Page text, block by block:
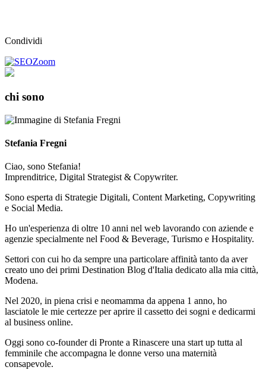
Condividi
chi sono
Stefania Fregni
Ciao, sono Stefania!
Imprenditrice, Digital Strategist & Copywriter.
Sono esperta di Strategie Digitali, Content Marketing, Copywriting
e Social Media.
Ho un'esperienza di oltre 10 anni nel web lavorando con aziende e
agenzie specialmente nel Food & Beverage, Turismo e Hospitality.
Settori con cui ho da sempre una particolare affinità tanto da aver
creato uno dei primi Destination Blog d'Italia dedicato alla mia città,
Modena.
Nel 2020, in piena crisi e neomamma da appena 1 anno, ho
lasciatole le mie certezze per aprire il cassetto dei sogni e dedicarmi
al business online.
Oggi sono co-founder di Pronte a Rinascere una start up tutta al
femminile che accompagna le donne verso una maternità
consapevole.